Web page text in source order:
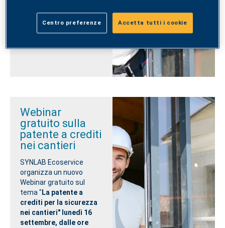
alle 17.30.
Leggi tutto
Webinar
gratuito sulla
patente a crediti
nei cantieri
SYNLAB Ecoservice
organizza un nuovo
Webinar gratuito sul
tema " La patente a
crediti per la sicurezza
nei cantieri" lunedì 16
settembre, dalle ore
Centro preferenze Accetta tutti i cookie